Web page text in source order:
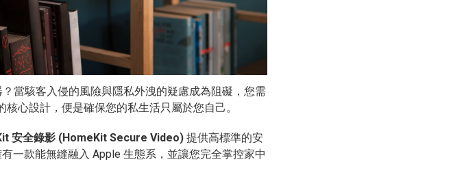
當駭客入侵的風險與隱私外洩的疑慮成為阻礙，您需
核心設計，便是確保您的私生活只屬於您自己。
安全錄影 (HomeKit Secure Video) 提供高標準的安
一款能無縫融入 Apple 生態系，並讓您完全掌控家中